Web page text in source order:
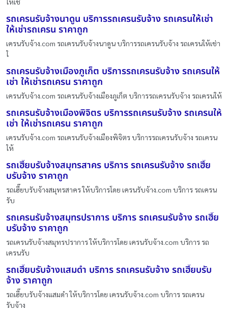
รถเครนรับจ้างนาดูน บริการรถเครนรับจ้าง รถเครนให้เช่า
ให้เช่ารถเครน ราคาถูก
เครนรับจ้าง.com รถเครนรับจ้างนาดูน บริการรถเครนรับจ้าง รถเครนให้เช่า
ใ
รถเครนรับจ้างเมืองภูเก็ต บริการรถเครนรับจ้าง รถเครนให้
เช่า ให้เช่ารถเครน ราคาถูก
เครนรับจ้าง.com รถเครนรับจ้างเมืองภูเก็ต บริการรถเครนรับจ้าง รถเครนให้
รถเครนรับจ้างเมืองพิจิตร บริการรถเครนรับจ้าง รถเครนให้
เช่า ให้เช่ารถเครน ราคาถูก
เครนรับจ้าง.com รถเครนรับจ้างเมืองพิจิตร บริการรถเครนรับจ้าง รถเครน
ให้
รถเฮี๊ยบรับจ้างสมุทรสาคร บริการ รถเครนรับจ้าง รถเฮี๊ย
บรับจ้าง ราคาถูก
รถเฮี๊ยบรับจ้างสมุทรสาคร ให้บริการโดย เครนรับจ้าง.com บริการ รถเครน
รับ
รถเครนรับจ้างสมุทรปราการ บริการ รถเครนรับจ้าง รถเฮี๊ย
บรับจ้าง ราคาถูก
รถเครนรับจ้างสมุทรปราการ ให้บริการโดย เครนรับจ้าง.com บริการ รถ
เครนรับ
รถเฮี๊ยบรับจ้างแสมดำ บริการ รถเครนรับจ้าง รถเฮี๊ยบรับ
จ้าง ราคาถูก
รถเฮี๊ยบรับจ้างแสมดำ ให้บริการโดย เครนรับจ้าง.com บริการ รถเครน
รับจ้าง